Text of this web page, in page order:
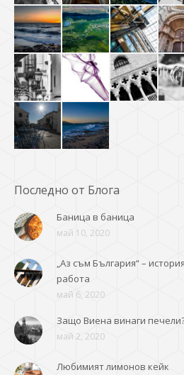
Последно от Блога
Баница в баница
май 10, 2020
„Аз съм България“ –
работа
май 6, 2020
Защо Виена винаги
май 2, 2020
Любимият лимонов кейк